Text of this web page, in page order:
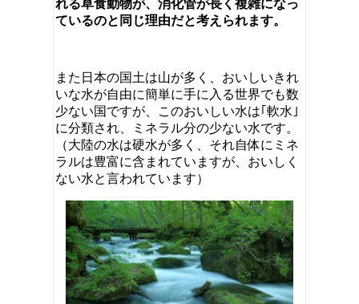
れる草食動物が、消化管が長く複雑になっ
ているのと同じ理由だと考えられます。
また日本の国土は山が多く、おいしいきれ
いな水が自由に簡単に手に入る世界でも数
少ない国ですが、このおいしい水は｢軟水｣
に分類され、ミネラル分の少ない水です。
（大陸の水は硬水が多く、それ自体にミネ
ラルは豊富に含まれていますが、おいしく
ない水と言われています）